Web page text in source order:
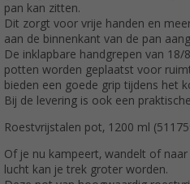
pan kan zitten.
Dit zorgt voor vrije handen en
aan de binnenkant van de pan
De inklapbare handgrepen van
potten worden geplaatst voor
bieden een goede grip tijdens het
Bij de levering is ook een
Roestvrijstalen pot, 1200 ml
Of je nu kampeert, wandelt of
lucht kan je trek groter worden.